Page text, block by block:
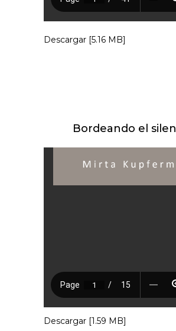
Descargar [5.16 MB]
Bordeando el
Descargar [1.59 MB]